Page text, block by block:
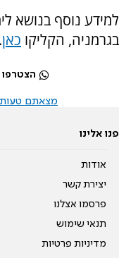
למידע נוסף בנושא
בגרמניה, הקליקו כאן.
הצטרפו
מצאתם טעות
פנו אלינו
אודות
יצירת קשר
פרסמו אצלנו
תנאי שימוש
מדיניות פרטיות